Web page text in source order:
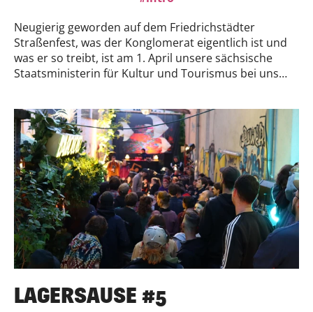
Neugierig geworden auf dem Friedrichstädter
Straßenfest, was der Konglomerat eigentlich ist und
was er so treibt, ist am 1. April unsere sächsische
Staatsministerin für Kultur und Tourismus bei uns
Gespräch präsentiereten einige Mitglieder ihren
Werkbereich und darüber hinaus die Machenschaften
des Konglomerat e.V.Zwischen
Siebdruckkalenderblättern, Holzstaub und 3D-Druck
berichteten wir von unserem Themen in der
gemeinwohlorientierten Stadtentwicklung,
Nachhaltigkeit in Kulturbetrieben und
einhergehenden Problemlagen und
Herausforderungen, nebst ehrenamltich einen Verein
zu managen.Fazit: Frau Klepsch ist begeistert!!! Liebt
unsere Holzwerkstatt und hat ein paar neue
Wäscheklammern mitgenommen.Auf dem kurzem
Wege...wir melden uns, wenn was ist Frau Klepsch.
LAGERSAUSE #5